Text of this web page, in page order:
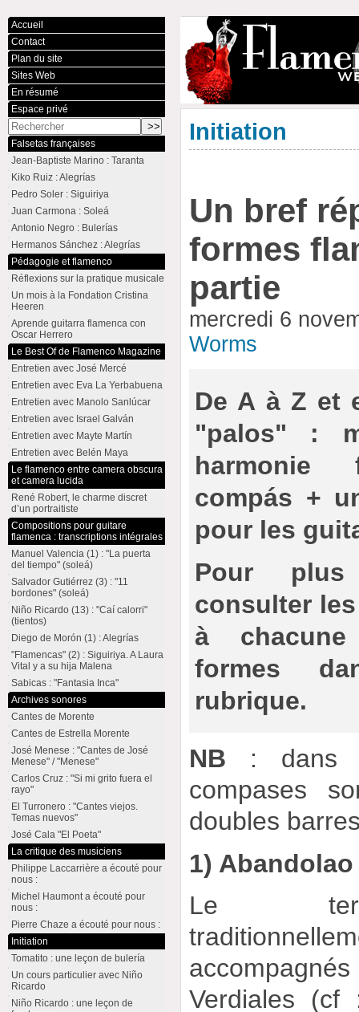
Initiation
Un bref
formes
partie
mercredi 6
Worms
De A à Z et
"palos" :
harmonie
compás +
pour les
Pour plus
consulter
à
formes
rubrique.
NB : dans
compases
doubles
1) Abandolao
Le
Verdiales (cf
Accueil
Contact
Plan du site
Sites Web
En résumé
Espace privé
Falsetas françaises
Jean-Baptiste Marino : Taranta
Kiko Ruiz : Alegrías
Pedro Soler : Siguiriya
Juan Carmona : Soleá
Antonio Negro : Bulerías
Hermanos Sánchez : Alegrías
Pédagogie et flamenco
Réflexions sur la pratique musicale
Un mois à la Fondation Cristina
Heeren
Aprende guitarra flamenca con
Oscar Herrero
Le Best Of de Flamenco Magazine
Entretien avec José Mercé
Entretien avec Eva La Yerbabuena
Entretien avec Manolo Sanlúcar
Entretien avec Israel Galván
Entretien avec Mayte Martín
Entretien avec Belén Maya
Le flamenco entre camera obscura
et camera lucida
René Robert, le charme discret
d’un portraitiste
Compositions pour guitare
flamenca : transcriptions intégrales
Manuel Valencia (1) : "La puerta
del tiempo" (soleá)
Salvador Gutiérrez (3) : "11
bordones" (soleá)
Niño Ricardo (13) : "Caí calorri"
(tientos)
Diego de Morón (1) : Alegrías
"Flamencas" (2) : Siguiriya. A Laura
Vital y a su hija Malena
Sabicas : "Fantasia Inca"
Archives sonores
Cantes de Morente
Cantes de Estrella Morente
José Menese : "Cantes de José
Menese" / "Menese"
Carlos Cruz : "Si mi grito fuera el
rayo"
El Turronero : "Cantes viejos.
Temas nuevos"
José Cala "El Poeta"
La critique des musiciens
Philippe Laccarrière a écouté pour
nous :
Michel Haumont a écouté pour
nous :
Pierre Chaze a écouté pour nous :
Initiation
Tomatito : une leçon de bulería
Un cours particulier avec Niño
Ricardo
Niño Ricardo : une leçon de